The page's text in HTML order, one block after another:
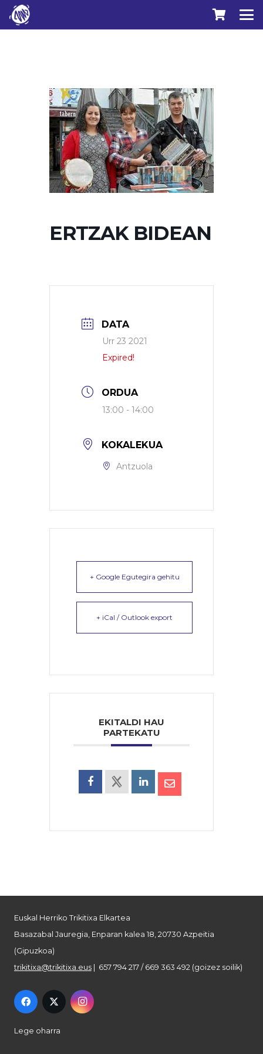
ERTZAK BIDEAN
DATA
Urr 23 2021
Expired!
ORDUA
13:00 - 14:00
KOKALEKUA
Antzuola
+ Google Egutegira gehitu
+ iCal / Outlook export
EKITALDI HAU
PARTEKATU
Euskal Herriko Trikitixa Elkartea
Basazabal Jauregia, Enparan kalea 18, 20730 Azpeitia
(Gipuzkoa)
trikitixa@trikitixa.eus | 657 794 217 / 669 363 492 (goizez soilik)
Lege oharra